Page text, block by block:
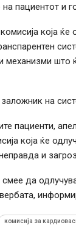
пациентот и
која ќе
механизми
на
пациенти,
која ќе
и
да
комисија за